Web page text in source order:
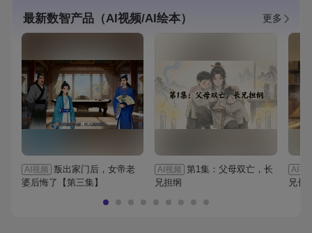
最新数智产品（AI视频/AI绘本） 更多
AI视频 叛出家门后，女帝老
婆后悔了【第三集】
AI视频
第1集：父母双亡，长
兄担纲
AI视
兄长